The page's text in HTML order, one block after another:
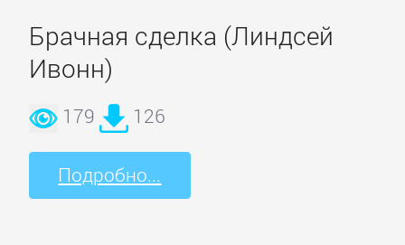
Брачная сделка (Линдсей
Ивонн)
179 126
Подробно...
литература:
прочее
КОМПЬЮТЕРНАЯ
ЛИТЕРАТУРА